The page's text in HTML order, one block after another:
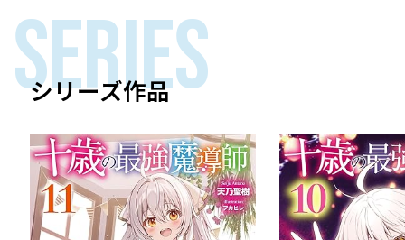
SERIES
シリーズ作品